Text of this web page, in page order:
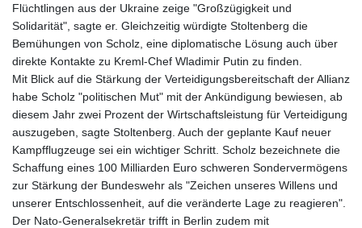
Flüchtlingen aus der Ukraine zeige "Großzügigkeit und
Solidarität", sagte er. Gleichzeitig würdigte Stoltenberg die
Bemühungen von Scholz, eine diplomatische Lösung auch über
direkte Kontakte zu Kreml-Chef Wladimir Putin zu finden.
Mit Blick auf die Stärkung der Verteidigungsbereitschaft der Allianz
habe Scholz "politischen Mut" mit der Ankündigung bewiesen, ab
diesem Jahr zwei Prozent der Wirtschaftsleistung für Verteidigung
auszugeben, sagte Stoltenberg. Auch der geplante Kauf neuer
Kampfflugzeuge sei ein wichtiger Schritt. Scholz bezeichnete die
Schaffung eines 100 Milliarden Euro schweren Sondervermögens
zur Stärkung der Bundeswehr als "Zeichen unseres Willens und
unserer Entschlossenheit, auf die veränderte Lage zu reagieren".
Der Nato-Generalsekretär trifft in Berlin zudem mit